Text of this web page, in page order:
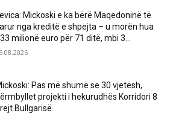
Mickoski e ka bërë Maqedoninë të
nga kreditë e shpejta – u morën hua
milionë euro për 71 ditë, mbi 3...
Pas më shumë se 30 vjetësh,
projekti i hekurudhës Korridori 8
Bullgarisë